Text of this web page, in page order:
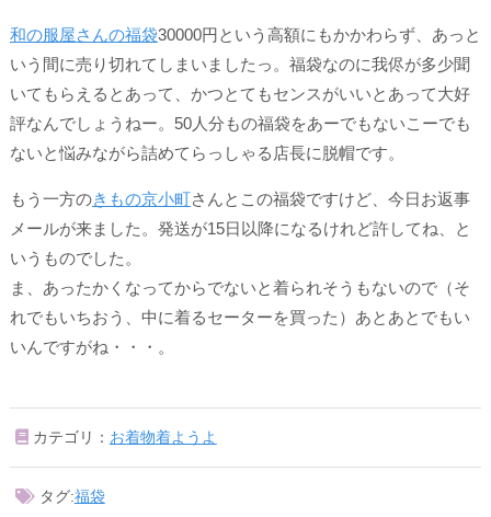
和の服屋さんの福袋30000円という高額にもかかわらず、あっと
いう間に売り切れてしまいましたっ。福袋なのに我侭が多少聞
いてもらえるとあって、かつとてもセンスがいいとあって大好
評なんでしょうねー。50人分もの福袋をあーでもないこーでも
ないと悩みながら詰めてらっしゃる店長に脱帽です。
もう一方のきもの京小町さんとこの福袋ですけど、今日お返事
メールが来ました。発送が15日以降になるけれど許してね、と
いうものでした。
ま、あったかくなってからでないと着られそうもないので（そ
れでもいちおう、中に着るセーターを買った）あとあとでもい
いんですがね・・・。
カテゴリ： お着物着ようよ
タグ:福袋